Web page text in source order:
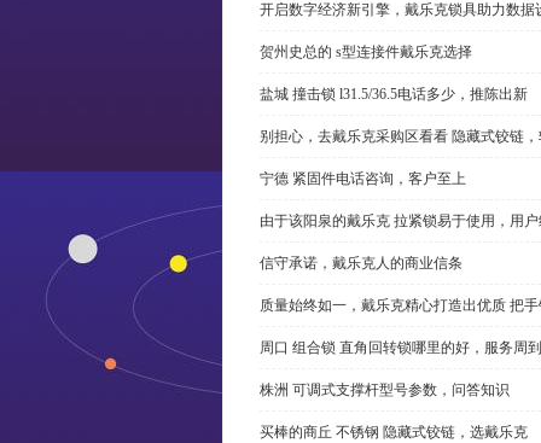
开启数字经济新引擎，戴乐克锁具助力数据
贺州史总的 s型连接件戴乐克选择
盐城 撞击锁 l31.5/36.5电话多少，推陈出新
别担心，去戴乐克采购区看看 隐藏式铰链
宁德 紧固件电话咨询，客户至上
由于该阳泉的戴乐克 拉紧锁易于使用，用
信守承诺，戴乐克人的商业信条
质量始终如一，戴乐克精心打造出优质 把
周口 组合锁 直角回转锁哪里的好，服务周到
株洲 可调式支撑杆型号参数，问答知识
买棒的商丘 不锈钢 隐藏式铰链，选戴乐克